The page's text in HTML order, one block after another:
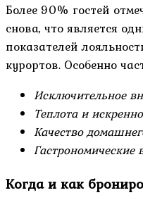
Более 90% гостей
снова, что является
показателей
курортов. Особенно
Исключительное
Теплота и
Качество
Гастрономические
Когда и как